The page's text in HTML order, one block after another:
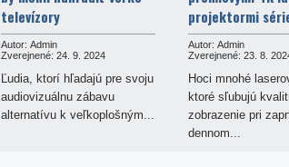
televízory
Autor: Admin
Zverejnené: 24. 9. 2024
Ľudia, ktorí hľadajú pre svoju
audiovizuálnu zábavu
alternatívu k veľkoplošným...
projektormi
Autor: Admin
Zverejnené: 23. 8.
Hoci mnohé
ktoré sľubujú
zobrazenie pri
dennom...